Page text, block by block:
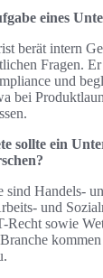
eines
berät intern
Fragen.
und
bei
sollte ein
sind Handels-
und
sowie